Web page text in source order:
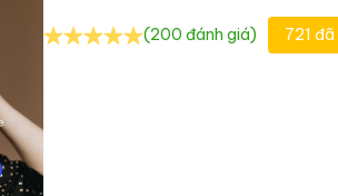
(200 đánh giá) 721